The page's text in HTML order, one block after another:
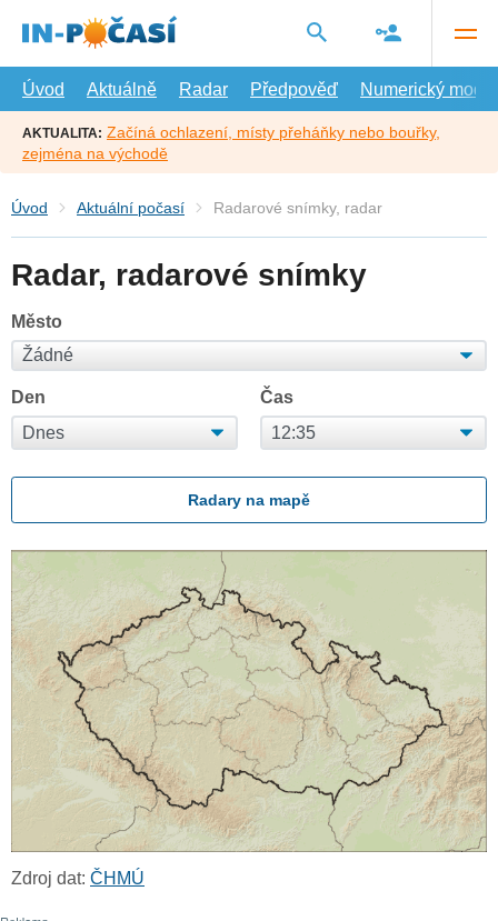
hlavní
Úvod
Aktuálně Radar Předpověď Numerický model
AKTUALITA: Začíná ochlazení, místy přeháňky nebo bouřky,
zejména na východě
Úvod Aktuální počasí Radarové snímky, radar
Radar, radarové snímky
Město
Den Čas
Radary na mapě
Zdroj dat: ČHMÚ